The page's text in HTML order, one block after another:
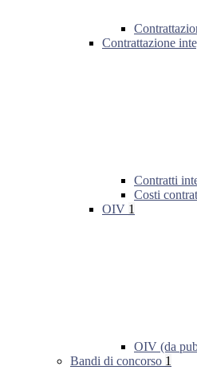
Contrattazione
Contratti
Costi
OIV 1
OIV (da
Bandi di concorso 1